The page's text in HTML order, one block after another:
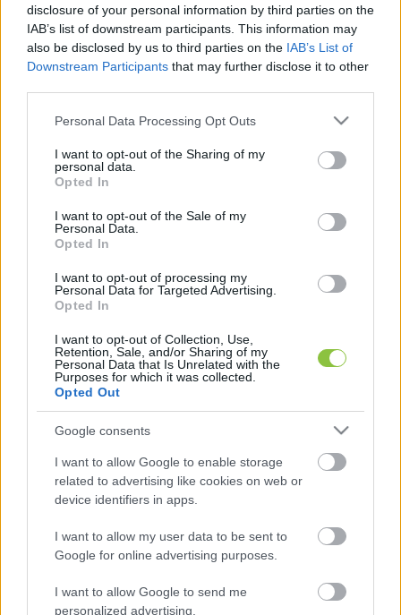
disclosure of your personal information by third parties on the
IAB’s list of downstream participants. This information may
also be disclosed by us to third parties on the IAB’s List of
Downstream Participants that may further disclose it to other
Please note that this website/app uses one or more Google
not limited to your visit or usage behaviour. You may click to
grant or deny consent to Google and its third-party tags to
use your data for below specified purposes in below Google
consent section.
Personal Data Processing Opt Outs
I want to opt-out of the Sharing of my
personal data.
Opted In
I want to opt-out of the Sale of my
Personal Data.
Opted In
I want to opt-out of processing my
Personal Data for Targeted Advertising.
Opted In
I want to opt-out of Collection, Use,
Retention, Sale, and/or Sharing of my
Personal Data that Is Unrelated with the
Purposes for which it was collected.
Opted Out
Google consents
I want to allow Google to enable storage
related to advertising like cookies on web or
device identifiers in apps.
I want to allow my user data to be sent to
Google for online advertising purposes.
I want to allow Google to send me
personalized advertising.
hamarosan kizárólag az ügyben eljáró elsőfokú
bíróság útján terjesztheti elő.
Az alkotmányjogi panasz benyújtására
lesz lehetőség, az Alkotmánybíróságon
benyújtott alkotmányjogi panaszokat az
Alkotmánybíróság nem küldi meg az elsőfokú
bíróságnak, és eljárást sem indít az ügyben.
Az Alkotmánybíróság emlékeztet rá
, hogy
panasz, ha az indítványozónak az
Alaptörvényben biztosított jogát bírósági
döntéshozatalnál sértették meg, de kivételesen
akkor is be lehet nyújtani, ha az indítványozót az
ügyében bírói döntés nélkül, közvetlenül
hatályosuló jogszabály miatt érte jogsérelem.